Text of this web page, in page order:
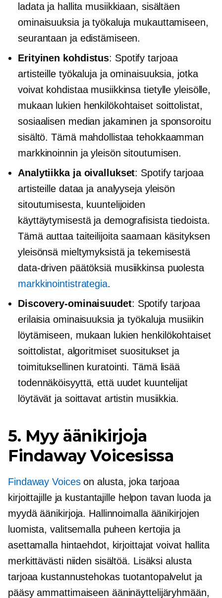
ladata ja hallita musiikkiaan, sisältäen
ominaisuuksia ja työkaluja mukauttamiseen,
seurantaan ja edistämiseen.
Erityinen kohdistus: Spotify tarjoaa
artisteille työkaluja ja ominaisuuksia, jotka
voivat kohdistaa musiikkinsa tietylle yleisölle,
mukaan lukien henkilökohtaiset soittolistat,
sosiaalisen median jakaminen ja sponsoroitu
sisältö. Tämä mahdollistaa tehokkaamman
markkinoinnin ja yleisön sitoutumisen.
Analytiikka ja oivallukset: Spotify tarjoaa
artisteille dataa ja analyyseja yleisön
sitoutumisesta, kuuntelijoiden
käyttäytymisestä ja demografisista tiedoista.
Tämä auttaa taiteilijoita saamaan käsityksen
yleisönsä mieltymyksistä ja tekemisestä
data-driven päätöksiä musiikkinsa puolesta
markkinointistrategia.
Discovery-ominaisuudet: Spotify tarjoaa
erilaisia ​​ominaisuuksia ja työkaluja musiikin
löytämiseen, mukaan lukien henkilökohtaiset
soittolistat, algoritmiset suositukset ja
toimituksellinen kuratointi. Tämä lisää
todennäköisyyttä, että uudet kuuntelijat
löytävät ja soittavat artistin musiikkia.
5. Myy äänikirjoja
Findaway Voicesissa
Findaway Voiceson alusta, joka tarjoaa
kirjoittajille ja kustantajille helpon tavan luoda ja
myydä äänikirjoja. Hallinnoimalla äänikirjojen
luomista, valitsemalla puheen kertojia ja
asettamalla hintaehdot, kirjoittajat voivat hallita
merkittävästi niiden sisältöä. Lisäksi alusta
tarjoaa kustannustehokastuotantopalvelut ja
pääsy ammattimaiseen ääninäyttelijäryhmään,